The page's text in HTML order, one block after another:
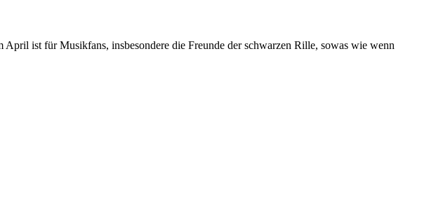
ist für Musikfans, insbesondere die Freunde der schwarzen Rille, sowas wie wenn